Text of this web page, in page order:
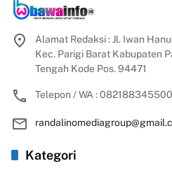
Alamat Redaksi : Jl. Iwan
Kec. Parigi Barat Kabupaten
Tengah Kode Pos. 94471
Telepon / WA : 082188345500
Kategori